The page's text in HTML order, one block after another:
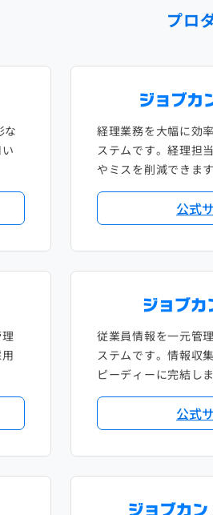
プロ
な
経理業務を大幅に効
ステムです。経理担
やミスを削減できます
公式
従業員情報を一元管
ステムです。情報収
ピーディーに完結しま
公式